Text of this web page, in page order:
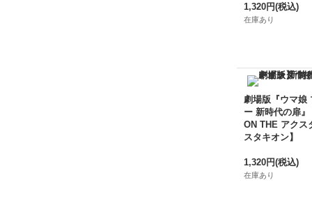
1,320円(税込)
在庫あり
劇場版『ウマ娘
ー 新時代の扉』
ON THE アクス
スタキオン】
1,320円(税込)
在庫あり